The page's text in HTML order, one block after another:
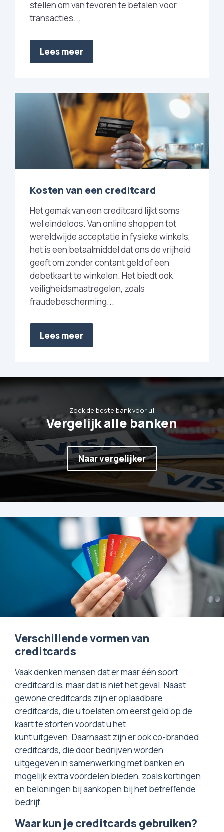
stellen om van tevoren te betalen voor
transacties...
Lees meer
Kosten van een creditcard
Het gemak van een creditcard lijkt soms
wel eindeloos. Van online shoppen tot
wereldwijde acceptatie in fysieke winkels,
het is een betaalmiddel dat ons de vrijheid
geeft om zonder contant geld of een
debetkaart te winkelen. Het biedt ook
veiligheidsmaatregelen, zoals
fraudebescherming...
Lees meer
Zoek de beste bank voor u!
Vergelijk alle banken
Naar vergelijker
Verschillende vormen van
creditcards
Vaak denken mensen dat er maar één soort
creditcard is, maar dat is niet het geval. Naast
gewone creditcards zijn er oplaadbare
creditcards, die u toelaten om eerst geld op de
kaart te storten voordat u het
kunt uitgeven. Daarnaast zijn er ook co-branded
creditcards, die door bedrijven worden
uitgegeven in samenwerking met banken en
mogelijk extra voordelen bieden, zoals kortingen
en beloningen bij aankopen bij het betreffende
bedrijf.
Waar kun je creditcards gebruiken?